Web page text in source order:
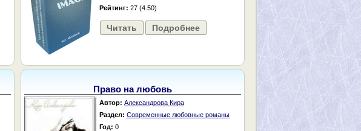
Рейтинг: 27 (4.50)
Читать Подробнее
Право на любовь
Автор: Александрова Кира
Раздел: Современные любовные романы
Год: 0